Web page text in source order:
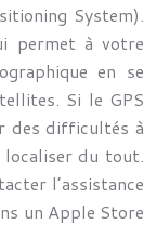
System).
permet à votre
en se
Si le GPS
des difficultés à
localiser du tout.
l’assistance
un Apple Store